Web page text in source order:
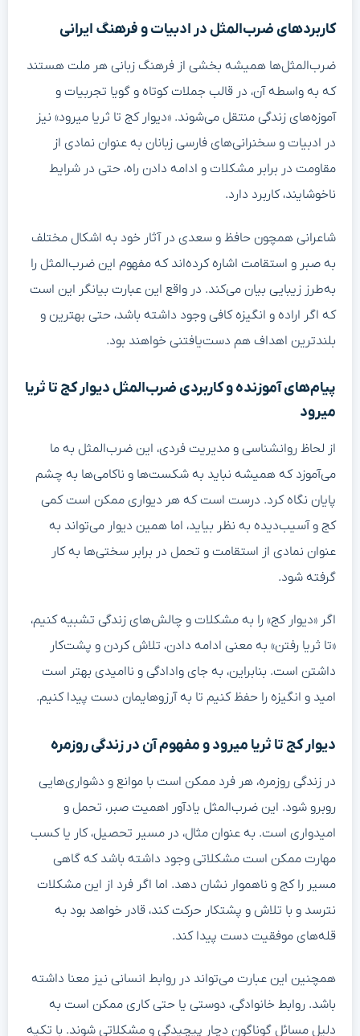
کاربردهای ضرب‌المثل در ادبیات و فرهنگ ایرانی
ضرب‌المثل‌ها همیشه بخشی از فرهنگ زبانی هر ملت هستند
که به واسطه آن، در قالب جملات کوتاه و گویا تجربیات و
آموزه‌های زندگی منتقل می‌شوند. «دیوار کج تا ثریا میرود» نیز
در ادبیات و سخنرانی‌های فارسی زبانان به عنوان نمادی از
مقاومت در برابر مشکلات و ادامه دادن راه، حتی در شرایط
ناخوشایند، کاربرد دارد.
شاعرانی همچون حافظ و سعدی در آثار خود به اشکال مختلف
به صبر و استقامت اشاره کرده‌اند که مفهوم این ضرب‌المثل را
به‌طرز زیبایی بیان می‌کند. در واقع این عبارت بیانگر این است
که اگر اراده و انگیزه کافی وجود داشته باشد، حتی بهترین و
بلندترین اهداف هم دست‌یافتنی خواهند بود.
پیام‌های آموزنده و کاربردی ضرب‌المثل دیوار کج تا ثریا
میرود
از لحاظ روانشناسی و مدیریت فردی، این ضرب‌المثل به ما
می‌آموزد که همیشه نباید به شکست‌ها و ناکامی‌ها به چشم
پایان نگاه کرد. درست است که هر دیواری ممکن است کمی
کج و آسیب‌دیده به نظر بیاید، اما همین دیوار می‌تواند به
عنوان نمادی از استقامت و تحمل در برابر سختی‌ها به کار
گرفته شود.
اگر «دیوار کج» را به مشکلات و چالش‌های زندگی تشبیه کنیم،
«تا ثریا رفتن» به معنی ادامه دادن، تلاش کردن و پشت‌کار
داشتن است. بنابراین، به جای وادادگی و ناامیدی بهتر است
امید و انگیزه را حفظ کنیم تا به آرزوهایمان دست پیدا کنیم.
دیوار کج تا ثریا میرود و مفهوم آن در زندگی روزمره
در زندگی روزمره، هر فرد ممکن است با موانع و دشواری‌هایی
روبرو شود. این ضرب‌المثل یادآور اهمیت صبر، تحمل و
امیدواری است. به عنوان مثال، در مسیر تحصیل، کار یا کسب
مهارت ممکن است مشکلاتی وجود داشته باشد که گاهی
مسیر را کج و ناهموار نشان دهد. اما اگر فرد از این مشکلات
نترسد و با تلاش و پشتکار حرکت کند، قادر خواهد بود به
قله‌های موفقیت دست پیدا کند.
همچنین این عبارت می‌تواند در روابط انسانی نیز معنا داشته
باشد. روابط خانوادگی، دوستی یا حتی کاری ممکن است به
دلیل مسائل گوناگون دچار پیچیدگی و مشکلاتی شوند. با تکیه